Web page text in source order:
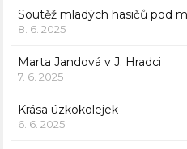
Soutěž mladých hasičů pod
8. 6. 2025
Marta Jandová v J. Hradci
7. 6. 2025
Krása úzkokolejek
6. 6. 2025